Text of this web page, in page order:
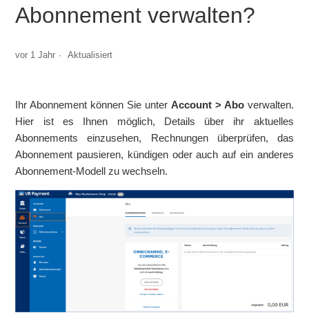
Wie erhalte ich Zugang zur Omnikanal Zahlungslösung?
Gibt es eine Demo-Version oder Testzugänge?
Ist die Nutzung der Omnikanal Zahlungslösung kostenfrei?
Welche Voraussetzungen braucht es, um die Omnikanal
Wo kann ich mein eigenes Abonnement verwalten?
Gibt es eine Vertragslaufzeit, wenn ja wie lange?
Wie kann ich die Sprache im Portal ändern?
Abonnement verwalten?
vor 1 Jahr Aktualisiert
Ihr Abonnement können Sie unter Account > Aboverwalten.
Hier ist es Ihnen möglich, Details über ihr aktuelles
Abonnements einzusehen, Rechnungen überprüfen, das
Abonnement pausieren, kündigen oder auch auf ein anderes
Abonnement-Modell zu wechseln.